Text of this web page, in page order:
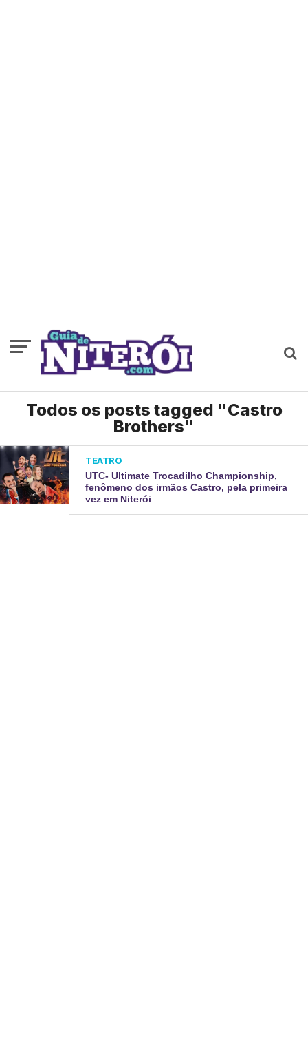
Todos os posts tagged "Castro
Brothers"
TEATRO
UTC- Ultimate Trocadilho Championship,
fenômeno dos irmãos Castro, pela primeira
vez em Niterói